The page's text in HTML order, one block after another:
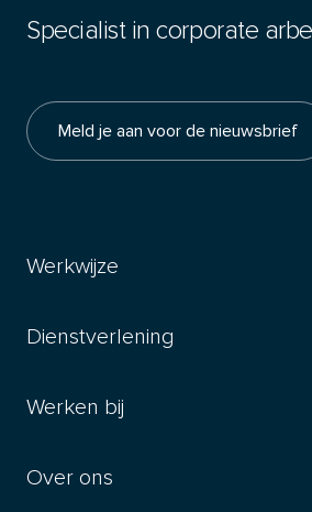
Specialist in corporate
Meld je aan voor de nieuwsbrief
Werkwijze
Dienstverlening
Werken bij
Over ons